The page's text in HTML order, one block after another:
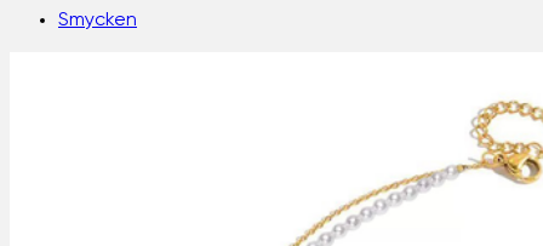
Smycken